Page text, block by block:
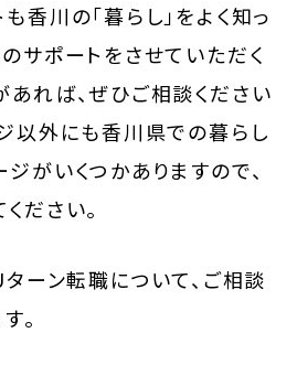
香川の「暮らし」をよく知っ
サポートをさせていただく
れば、ぜひご相談ください
以外にも香川県での暮らし
がいくつかありますので、
ださい。
ーン転職について、ご相談
。